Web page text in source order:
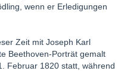
wenn er Erledigungen
Zeit mit Joseph Karl
Beethoven-Porträt gemalt
Februar 1820 statt, während